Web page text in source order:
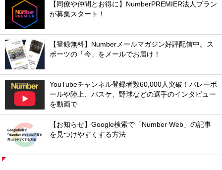
【同僚や仲間とお得に】NumberPREMIER法人プラン
が募集スタート！
【登録無料】Numberメールマガジン好評配信中。ス
ポーツの「今」をメールでお届け！
YouTubeチャンネル登録者数60,000人突破！バレーボ
ールや陸上、バスケ、野球などの選手のインタビュー
を動画で
【お知らせ】Google検索で「Number Web」の記事
を見つけやすくする方法